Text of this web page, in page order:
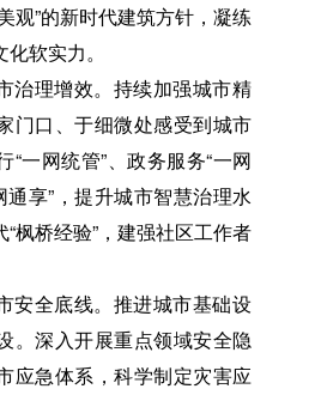
观”的新时代建筑方针，凝练
软实力。
治理增效。持续加强城市精
门口、于细微处感受到城市
“一网统管”、政务服务“一网
通享”，提升城市智慧治理水
枫桥经验”，建强社区工作者
安全底线。推进城市基础设
。深入开展重点领域安全隐
应急体系，科学制定灾害应